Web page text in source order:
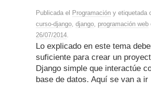
Publicada el Programación y etiquetada
curso-django, django, programación web
26/07/2014.
Lo explicado en este tema
suficiente para crear un
Django simple que interactúe
base de datos. Aquí se van a ir